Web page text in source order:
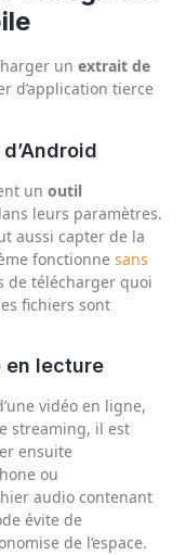
un extrait de
d’application tierce
un outil
leurs paramètres.
aussi capter de la
fonctionne sans
de télécharger quoi
fichiers sont
en lecture
vidéo en ligne,
streaming, il est
ensuite
ou
audio contenant
évite de
de l’espace.